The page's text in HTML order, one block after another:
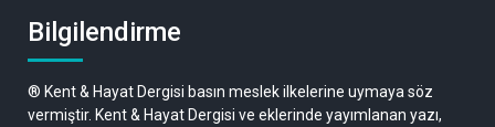
Bilgilendirme
® Kent & Hayat Dergisi basın meslek ilkelerine uymaya söz
vermiştir. Kent & Hayat Dergisi ve eklerinde yayımlanan yazı,